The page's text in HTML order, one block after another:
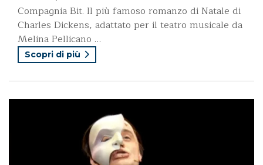
Compagnia Bit. Il più famoso romanzo di Natale di
Charles Dickens, adattato per il teatro musicale da
Melina Pellicano …
Scopri di più